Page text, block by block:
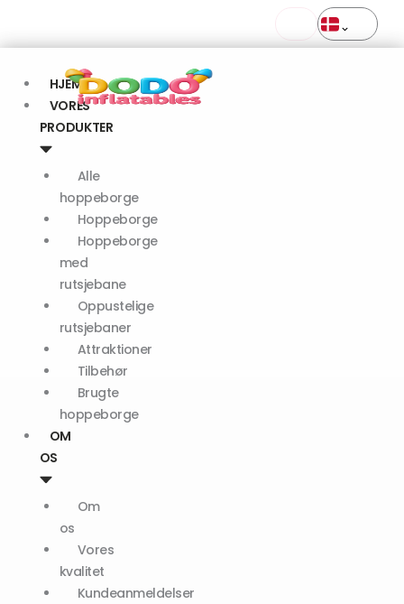
indholdet
HJEM
VORES
PRODUKTER
Alle
hoppeborge
Hoppeborge
Hoppeborge
med
rutsjebane
Oppustelige
rutsjebaner
Attraktioner
Tilbehør
Brugte
hoppeborge
OM
OS
Om
os
Vores
kvalitet
Kundeanmeldelser